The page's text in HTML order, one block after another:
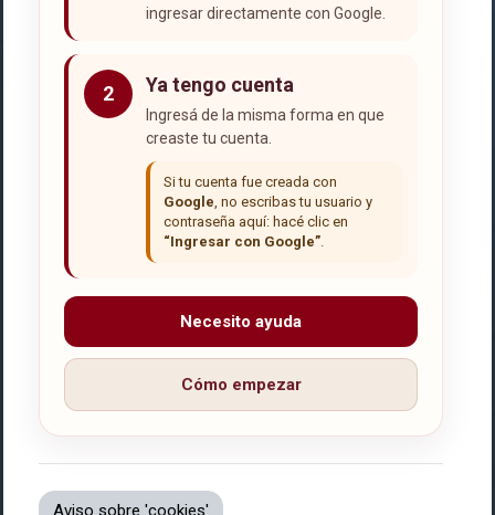
ingresar directamente con Google.
2 Ya tengo cuenta
Ingresá de la misma forma en que
creaste tu cuenta.
Si tu cuenta fue creada con
Google , no escribas tu usuario y
contraseña aquí: hacé clic en
“Ingresar con Google”
Necesito ayuda
Cómo empezar
Aviso sobre 'cookies'